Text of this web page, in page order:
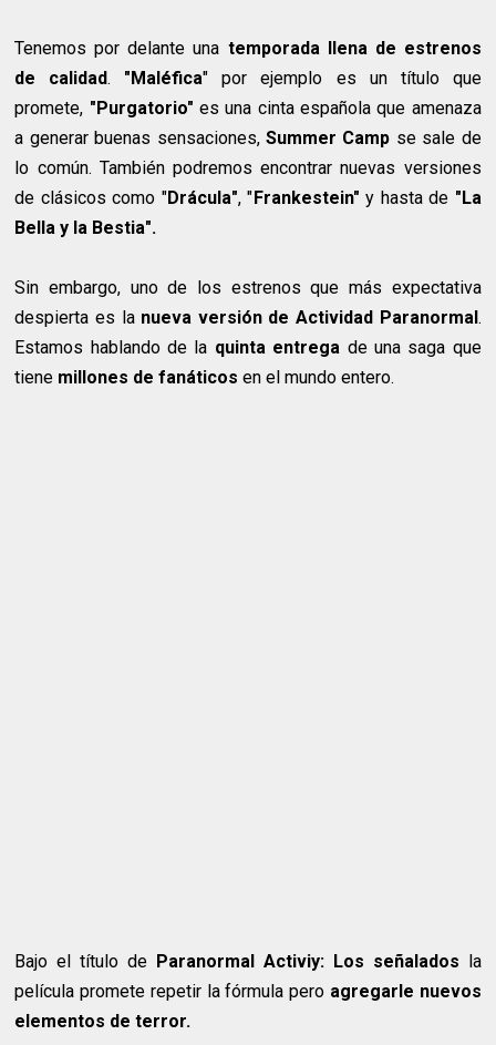
Tenemos por delante una temporada llena de estrenos
de calidad. "Maléfica" por ejemplo es un título que
promete, "Purgatorio" es una cinta española que amenaza
a generar buenas sensaciones, Summer Camp se sale de
lo común. También podremos encontrar nuevas versiones
de clásicos como "Drácula", "Frankestein" y hasta de "La
Bella y la Bestia".
Sin embargo, uno de los estrenos que más expectativa
despierta es la nueva versión de Actividad Paranormal.
Estamos hablando de la quinta entrega de una saga que
tiene millones de fanáticosen el mundo entero.
Bajo el título de Paranormal Activiy: Los señalados la
película promete repetir la fórmula pero agregarle nuevos
elementos de terror.